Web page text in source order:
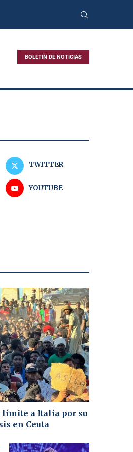
BOLETIN DE NOTICIAS
TWITTER
YOUTUBE
límite a Italia por su
en Ceuta